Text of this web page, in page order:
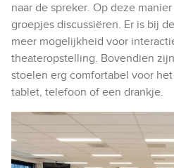
naar de spreker. Op deze
groepjes discussiëren. Er is bij
meer mogelijkheid voor
theateropstelling. Bovendien
stoelen erg comfortabel voor
tablet, telefoon of een drankje.